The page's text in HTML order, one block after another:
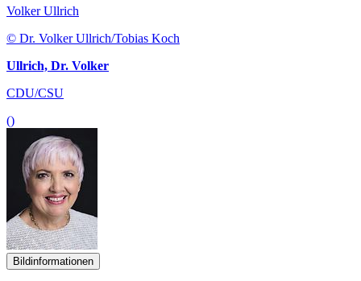
Volker Ullrich
© Dr. Volker Ullrich/Tobias Koch
Ullrich, Dr. Volker
CDU/CSU
()
Bildinformationen